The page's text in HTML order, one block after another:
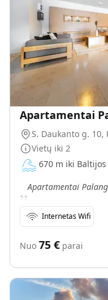
Apartamentai
Vietų iki 2
670 m iki
„Apartamentai
Internetas Wifi
Nuo 75 € parai